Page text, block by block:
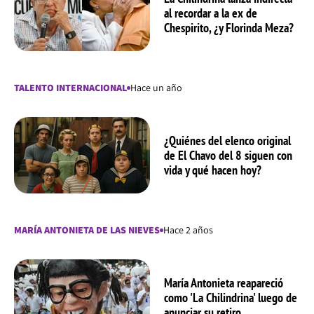
al recordar a la ex de
Chespirito, ¿y Florinda Meza?
TALENTO INTERNACIONAL Hace un año
¿Quiénes del elenco original
de El Chavo del 8 siguen con
vida y qué hacen hoy?
MARÍA ANTONIETA DE LAS NIEVES Hace 2 años
María Antonieta reapareció
como 'La Chilindrina' luego de